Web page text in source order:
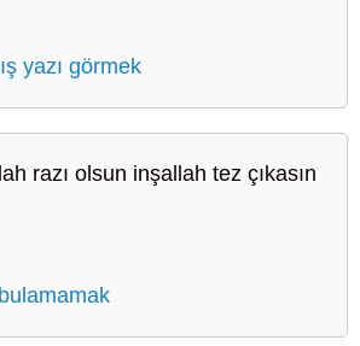
yazı görmek
razı olsun inşallah tez çıkasın